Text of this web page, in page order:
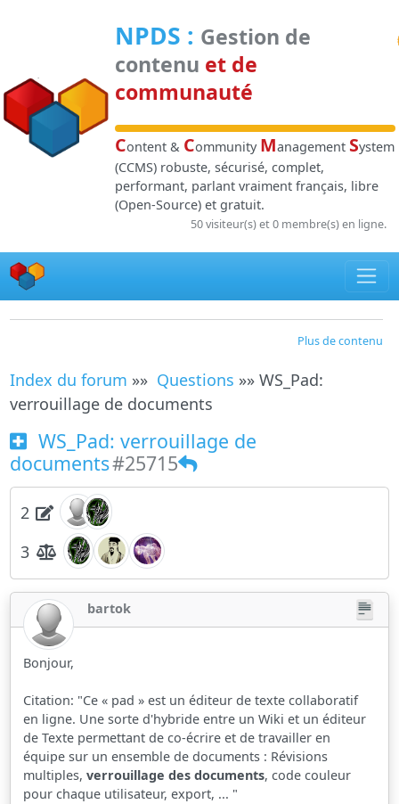
NPDS : Gestion de
contenu et de
communauté
Content & Community Management System
(CCMS) robuste, sécurisé, complet,
performant, parlant vraiment français, libre
(Open-Source) et gratuit.
50 visiteur(s) et 0 membre(s) en ligne.
Plus de contenu
Index du forum »» Questions »» WS_Pad:
verrouillage de documents
WS_Pad: verrouillage de
documents#25715
2
3
bartok
Bonjour,
Citation: "Ce « pad » est un éditeur de texte collaboratif
en ligne. Une sorte d'hybride entre un Wiki et un éditeur
de Texte permettant de co-écrire et de travailler en
équipe sur un ensemble de documents : Révisions
multiples,verrouillage des documents, code couleur
pour chaque utilisateur, export, ... "